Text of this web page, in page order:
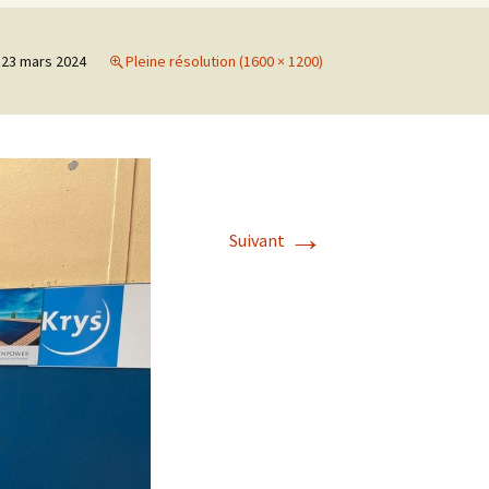
23 mars 2024 Pleine résolution (1600 × 1200)
Suivant →